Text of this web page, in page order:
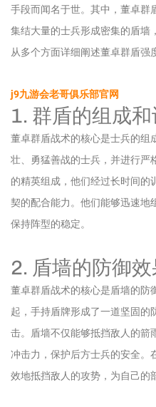
手段而闻名于世。其中，董卓群
集结大量的士兵形成密集的盾墙
从多个方面详细阐述董卓群盾强
j9九游会老哥俱乐部官网
1. 群盾的组成
董卓群盾战术的核心是士兵的组
壮、勇猛善战的士兵，并进行严
的精英组成，他们经过长时间的
契的配合能力。他们能够迅速地
保持阵型的稳定。
2. 盾墙的防御效
董卓群盾战术的核心是盾墙的防
起，手持盾牌形成了一道坚固的
击。盾墙不仅能够抵挡敌人的箭
冲击力，保护后方士兵的安全。
效地抵挡敌人的攻势，为自己的